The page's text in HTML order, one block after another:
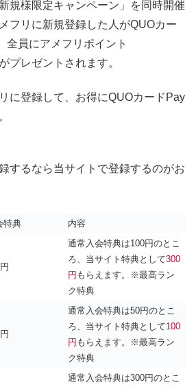
規様限定キャンペーン」を同時開催
フリに新規登録した人がQUOカー
全員にアメフリポイント
プレゼントされます。
に登録して、お得にQUOカードPay
するなら当サイトで登録するのがお
特典 内容
通常入会特典は100円のとこ
ろ、当サイト特典として300
円 もらえます。※最高ラン
ク特典
通常入会特典は50円のとこ
ろ、当サイト特典として100
円 もらえます。※最高ラン
ク特典
通常入会特典は300円のとこ